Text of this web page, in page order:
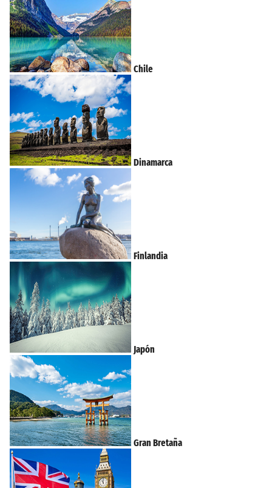
Chile
Dinamarca
Finlandia
Japón
Gran Bretaña